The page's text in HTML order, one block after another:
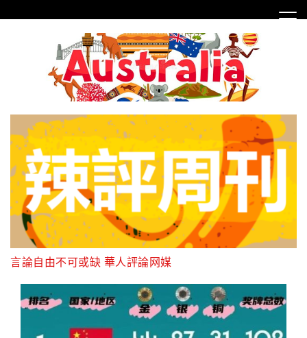
to
言論自由不可或缺 華人評論网媒